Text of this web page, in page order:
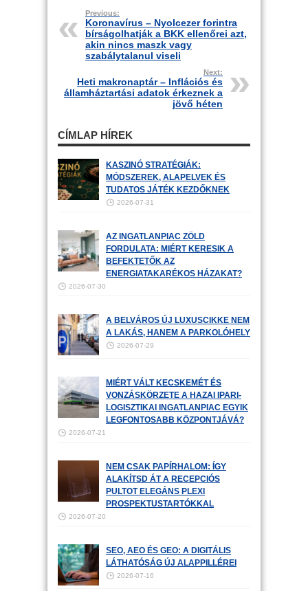
Previous:
Koronavírus – Nyolcezer forintra
bírságolhatják a BKK ellenőrei azt,
akin nincs maszk vagy
szabálytalanul viseli
Next:
Heti makronaptár – Inflációs és
államháztartási adatok érkeznek a
jövő héten
CÍMLAP HÍREK
KASZINÓ STRATÉGIÁK:
MÓDSZEREK, ALAPELVEK ÉS
TUDATOS JÁTÉK KEZDŐKNEK
2026-07-31
AZ INGATLANPIAC ZÖLD
FORDULATA: MIÉRT KERESIK A
BEFEKTETŐK AZ
ENERGIATAKARÉKOS HÁZAKAT?
2026-07-30
A BELVÁROS ÚJ LUXUSCIKKE NEM
A LAKÁS, HANEM A PARKOLÓHELY
2026-07-29
MIÉRT VÁLT KECSKEMÉT ÉS
VONZÁSKÖRZETE A HAZAI IPARI-
LOGISZTIKAI INGATLANPIAC EGYIK
LEGFONTOSABB KÖZPONTJÁVÁ?
2026-07-21
NEM CSAK PAPÍRHALOM: ÍGY
ALAKÍTSD ÁT A RECEPCIÓS
PULTOT ELEGÁNS PLEXI
PROSPEKTUSTARTÓKKAL
2026-07-20
SEO, AEO ÉS GEO: A DIGITÁLIS
LÁTHATÓSÁG ÚJ ALAPPILLÉREI
2026-07-16